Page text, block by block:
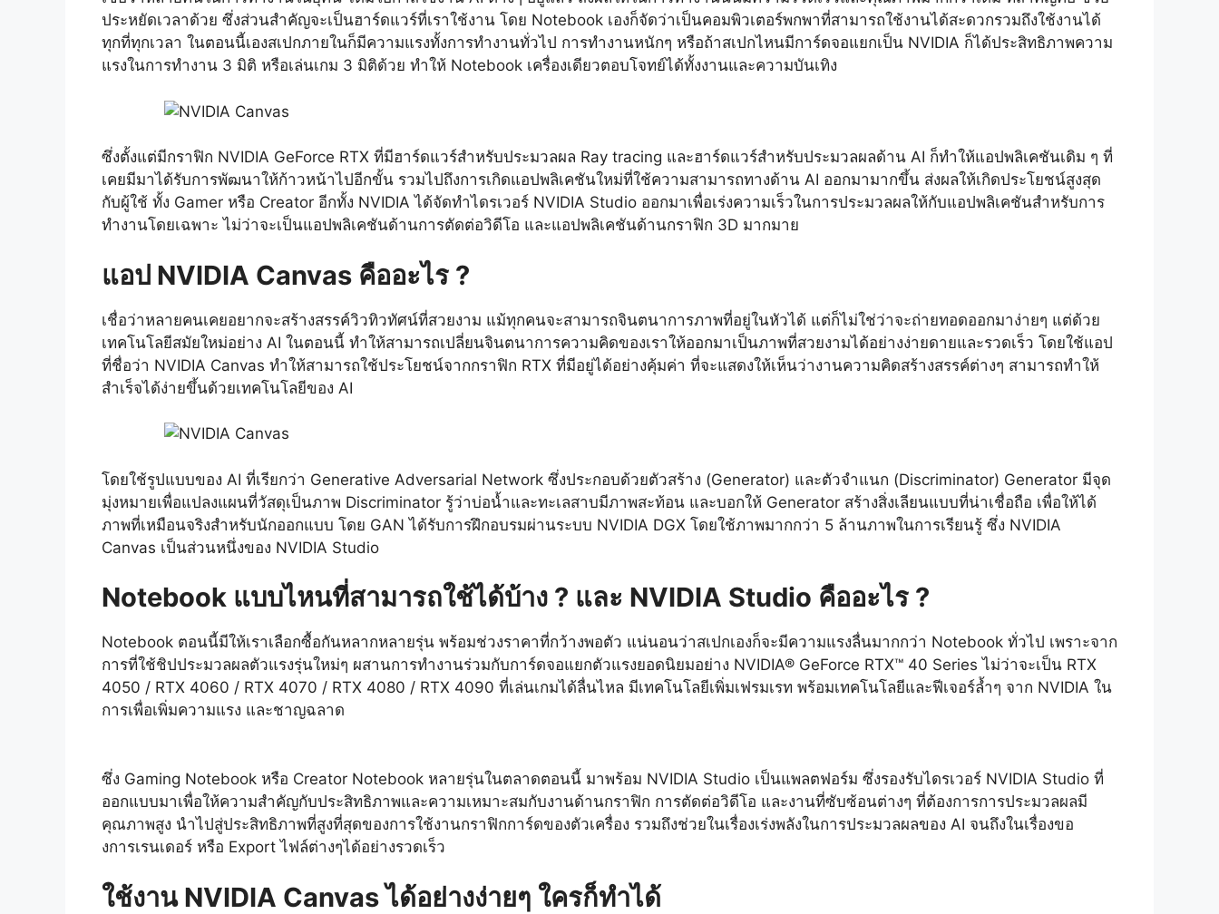
ประหยัดเวลาด้วย ซึ่งส่วนสำคัญจะเป็นฮาร์ดแวร์ที่เราใช้งาน โดย Notebook เองก็จัดว่าเป็นคอมพิวเตอร์พกพาที่สามารถใช้งานได้สะดวกรวมถึงใช้งานได้
ทุกที่ทุกเวลา ในตอนนี้เองสเปกภายในก็มีความแรงทั้งการทำงานทั่วไป การทำงานหนักๆ หรือถ้าสเปกไหนมีการ์ดจอแยกเป็น NVIDIA ก็ได้ประสิทธิภาพความ
แรงในการทำงาน 3 มิติ หรือเล่นเกม 3 มิติด้วย ทำให้ Notebook เครื่องเดียวตอบโจทย์ได้ทั้งงานและความบันเทิง
ซึ่งตั้งแต่มีกราฟิก NVIDIA GeForce RTX ที่มีฮาร์ดแวร์สำหรับประมวลผล Ray tracing และฮาร์ดแวร์สำหรับประมวลผลด้าน AI ก็ทำให้แอปพลิเคชันเดิม ๆ ที่
เคยมีมาได้รับการพัฒนาให้ก้าวหน้าไปอีกขั้น รวมไปถึงการเกิดแอปพลิเคชันใหม่ที่ใช้ความสามารถทางด้าน AI ออกมามากขึ้น ส่งผลให้เกิดประโยชน์สูงสุด
กับผู้ใช้ ทั้ง Gamer หรือ Creator อีกทั้ง NVIDIA ได้จัดทำไดรเวอร์ NVIDIA Studio ออกมาเพื่อเร่งความเร็วในการประมวลผลให้กับแอปพลิเคชันสำหรับการ
ทำงานโดยเฉพาะ ไม่ว่าจะเป็นแอปพลิเคชันด้านการตัดต่อวิดีโอ และแอปพลิเคชันด้านกราฟิก 3D มากมาย
แอป NVIDIA Canvas คืออะไร ?
เชื่อว่าหลายคนเคยอยากจะสร้างสรรค์วิวทิวทัศน์ที่สวยงาม แม้ทุกคนจะสามารถจินตนาการภาพที่อยู่ในหัวได้ แต่ก็ไม่ใช่ว่าจะถ่ายทอดออกมาง่ายๆ แต่ด้วย
เทคโนโลยีสมัยใหม่อย่าง AI ในตอนนี้ ทำให้สามารถเปลี่ยนจินตนาการความคิดของเราให้ออกมาเป็นภาพที่สวยงามได้อย่างง่ายดายและรวดเร็ว โดยใช้แอป
ที่ชื่อว่า NVIDIA Canvas ทำให้สามารถใช้ประโยชน์จากกราฟิก RTX ที่มีอยู่ได้อย่างคุ้มค่า ที่จะแสดงให้เห็นว่างานความคิดสร้างสรรค์ต่างๆ สามารถทำให้
สำเร็จได้ง่ายขึ้นด้วยเทคโนโลยีของ AI
โดยใช้รูปแบบของ AI ที่เรียกว่า Generative Adversarial Network ซึ่งประกอบด้วยตัวสร้าง (Generator) และตัวจำแนก (Discriminator) Generator มีจุด
มุ่งหมายเพื่อแปลงแผนที่วัสดุเป็นภาพ Discriminator รู้ว่าบ่อน้ำและทะเลสาบมีภาพสะท้อน และบอกให้ Generator สร้างสิ่งเลียนแบบที่น่าเชื่อถือ เพื่อให้ได้
ภาพที่เหมือนจริงสำหรับนักออกแบบ โดย GAN ได้รับการฝึกอบรมผ่านระบบ NVIDIA DGX โดยใช้ภาพมากกว่า 5 ล้านภาพในการเรียนรู้ ซึ่ง NVIDIA
Canvas เป็นส่วนหนึ่งของ NVIDIA Studio
Notebook แบบไหนที่สามารถใช้ได้บ้าง ? และ NVIDIA Studio คืออะไร ?
Notebook ตอนนี้มีให้เราเลือกซื้อกันหลากหลายรุ่น พร้อมช่วงราคาที่กว้างพอตัว แน่นอนว่าสเปกเองก็จะมีความแรงลื่นมากกว่า Notebook ทั่วไป เพราะจาก
การที่ใช้ชิปประมวลผลตัวแรงรุ่นใหม่ๆ ผสานการทำงานร่วมกับการ์ดจอแยกตัวแรงยอดนิยมอย่าง NVIDIA® GeForce RTX™ 40 Series ไม่ว่าจะเป็น RTX
4050 / RTX 4060 / RTX 4070 / RTX 4080 / RTX 4090 ที่เล่นเกมได้ลื่นไหล มีเทคโนโลยีเพิ่มเฟรมเรท พร้อมเทคโนโลยีและฟีเจอร์ล้ำๆ จาก NVIDIA ใน
การเพื่อเพิ่มความแรง และชาญฉลาด
ซึ่ง Gaming Notebook หรือ Creator Notebook หลายรุ่นในตลาดตอนนี้ มาพร้อม NVIDIA Studio เป็นแพลตฟอร์ม ซึ่งรองรับไดรเวอร์ NVIDIA Studio ที่
ออกแบบมาเพื่อให้ความสำคัญกับประสิทธิภาพและความเหมาะสมกับงานด้านกราฟิก การตัดต่อวิดีโอ และงานที่ซับซ้อนต่างๆ ที่ต้องการการประมวลผลมี
คุณภาพสูง นำไปสู่ประสิทธิภาพที่สูงที่สุดของการใช้งานกราฟิกการ์ดของตัวเครื่อง รวมถึงช่วยในเรื่องเร่งพลังในการประมวลผลของ AI จนถึงในเรื่องขอ
งการเรนเดอร์ หรือ Export ไฟล์ต่างๆได้อย่างรวดเร็ว
ใช้งาน NVIDIA Canvas ได้อย่างง่ายๆ ใครก็ทำได้